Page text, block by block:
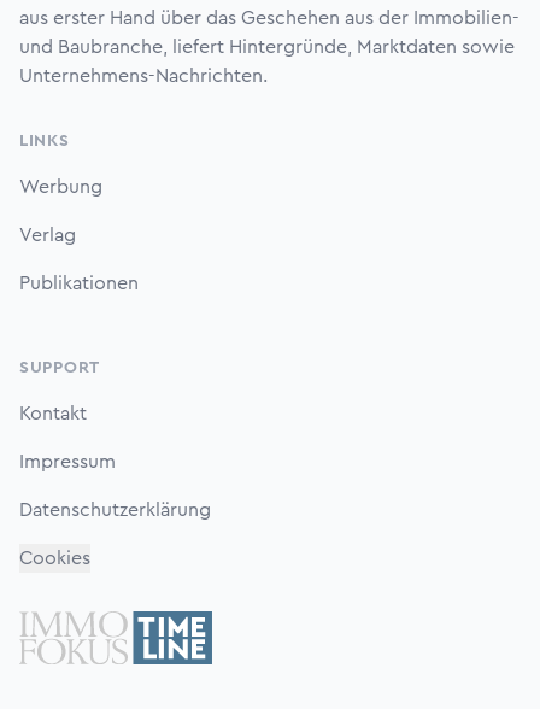
aus erster Hand über das Geschehen aus der Immobilien-
und Baubranche, liefert Hintergründe, Marktdaten sowie
Unternehmens-Nachrichten.
LINKS
Werbung
Verlag
Publikationen
SUPPORT
Kontakt
Impressum
Datenschutzerklärung
Cookies